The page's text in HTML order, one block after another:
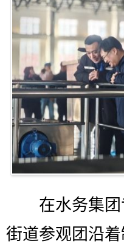
在水务集团
街道参观团沿